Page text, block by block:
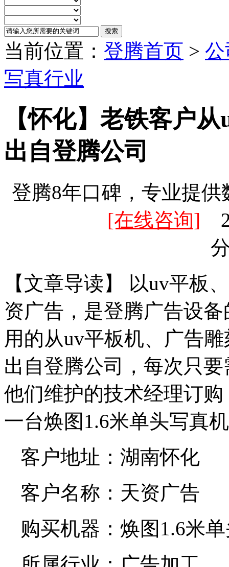
当前位置： 登腾首页 >
写真行业
【怀化】老铁客户
出自登腾公司
登腾8年口碑，专业提
[在线咨询]
【文章导读】 以uv平板
资广告，是登腾广告设
用的从uv平板机、广告
出自登腾公司，每次只
他们维护的技术经理订
一台焕图1.6米单头写真
客户地址：湖南怀化
客户名称：天资广告
购买机器：焕图1.6米